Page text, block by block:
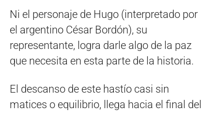
Ni el personaje de Hugo (interpretado por
el argentino César Bordón), su
representante, logra darle algo de la paz
que necesita en esta parte de la historia.
El descanso de este hastío casi sin
matices o equilibrio, llega hacia el final del